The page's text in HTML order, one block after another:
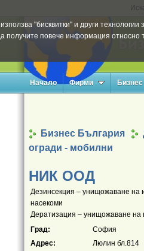
"бисквитки" и други
получите повече информация относно
Начало Фирми
Бизнес България
огради - мобилни
НИК ООД
Дезинсекция – унищожаване на
насекоми
Дератизация – унищожаване на
Град:
София
Адрес:
Люлин бл.814